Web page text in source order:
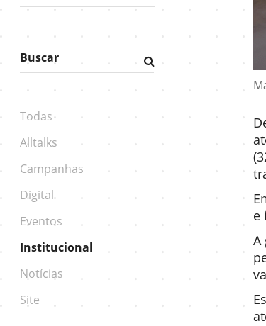
Buscar
Fazer
pesquisa
Todas
Alltalks
Campanhas
Digital
Eventos
Institucional
Notícias
Site
e
A